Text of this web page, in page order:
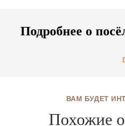
Подробнее о
ВАМ БУДЕТ
Похожие